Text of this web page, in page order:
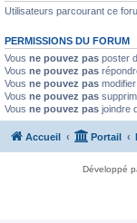
Utilisateurs parcourant ce
PERMISSIONS DU FORUM
Vous ne pouvez pas poster
Vous ne pouvez pas
Vous ne pouvez pas
Vous ne pouvez pas
Vous ne pouvez pas joindre
Accueil Portail
Développé